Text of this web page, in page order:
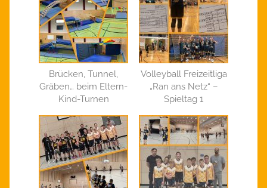
Brücken, Tunnel,
Gräben… beim Eltern-
Kind-Turnen
Volleyball Freizeitliga
„Ran ans Netz“ –
Spieltag 1